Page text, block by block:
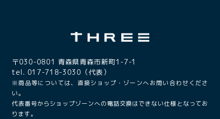
〒030-0801 青森県青森市新町1-7-1
tel. 017-718-3030（代表）
※商品等については、直接ショップ・ゾーンへお問い合わせくださ
い。
代表番号からショップゾーンへの電話交換はできない仕様となってお
ります。